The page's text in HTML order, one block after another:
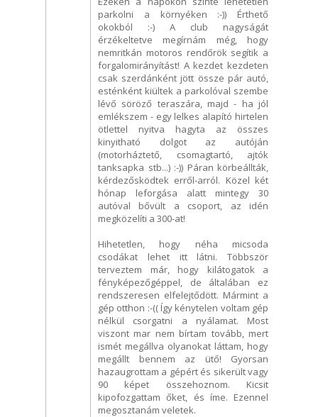
parkolni a környéken :-)) Érthető
okokból :-) A club nagyságát
érzékeltetve megírnám még, hogy
nemritkán motoros rendőrök segítik a
forgalomirányítást! A kezdet kezdeten
csak szerdánként jött össze pár autó,
esténként kiültek a parkolóval szembe
lévő söröző teraszára, majd - ha jól
emlékszem - egy lelkes alapító hirtelen
ötlettel nyitva hagyta az összes
kinyitható dolgot az autóján
(motorháztető, csomagtartó, ajtók
tanksapka stb...) :-)) Páran körbeállták,
kérdezősködtek erről-arról. Közel két
hónap leforgása alatt mintegy 30
autóval bővült a csoport, az idén
megközelíti a 300-at!
Hihetetlen, hogy néha micsoda
csodákat lehet itt látni. Többször
terveztem már, hogy kilátogatok a
fényképezőgéppel, de általában ez
rendszeresen elfelejtődött. Mármint a
gép otthon :-(( Így kénytelen voltam gép
nélkül csorgatni a nyálamat. Most
viszont mar nem bírtam tovább, mert
ismét megállva olyanokat láttam, hogy
megállt bennem az ütő! Gyorsan
hazaugrottam a gépért és sikerült vagy
90 képet összehoznom. Kicsit
kipofozgattam őket, és íme. Ezennel
megosztanám veletek.